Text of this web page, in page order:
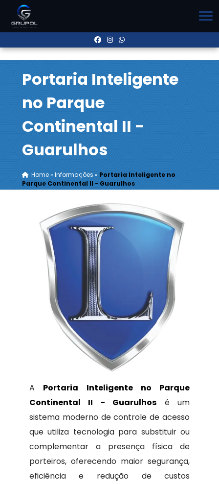
Portaria Inteligente
no Parque
Continental II -
Guarulhos
Home» Informações » Portaria Inteligente no
Parque Continental II - Guarulhos
A Portaria Inteligente no Parque
Continental II - Guarulhos é um
sistema moderno de controle de acesso
que utiliza tecnologia para substituir ou
complementar a presença física de
porteiros, oferecendo maior segurança,
eficiência e redução de custos